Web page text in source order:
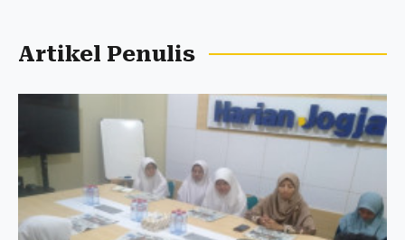
Artikel Penulis